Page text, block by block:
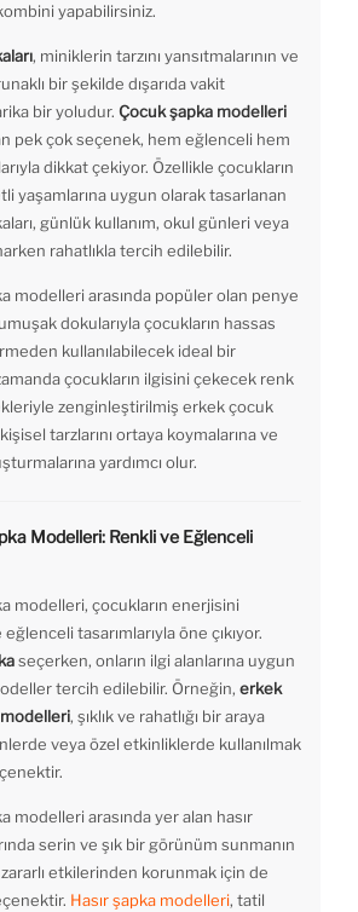
yapabilirsiniz.
, miniklerin tarzını yansıtmalarının ve
bir şekilde dışarıda vakit
bir yoludur. Çocuk şapka modelleri
pek çok seçenek, hem eğlenceli hem
dikkat çekiyor. Özellikle çocukların
yaşamlarına uygun olarak tasarlanan
günlük kullanım, okul günleri veya
rahatlıkla tercih edilebilir.
modelleri arasında popüler olan penye
dokularıyla çocukların hassas
kullanılabilecek ideal bir
çocukların ilgisini çekecek renk
zenginleştirilmiş erkek çocuk
tarzlarını ortaya koymalarına ve
yardımcı olur.
Modelleri: Renkli ve Eğlenceli
modelleri, çocukların enerjisini
tasarımlarıyla öne çıkıyor.
seçerken, onların ilgi alanlarına uygun
tercih edilebilir. Örneğin, erkek
, şıklık ve rahatlığı bir araya
veya özel etkinliklerde kullanılmak
modelleri arasında yer alan hasır
serin ve şık bir görünüm sunmanın
zararlı etkilerinden korunmak için de
Hasır şapka modelleri, tatil